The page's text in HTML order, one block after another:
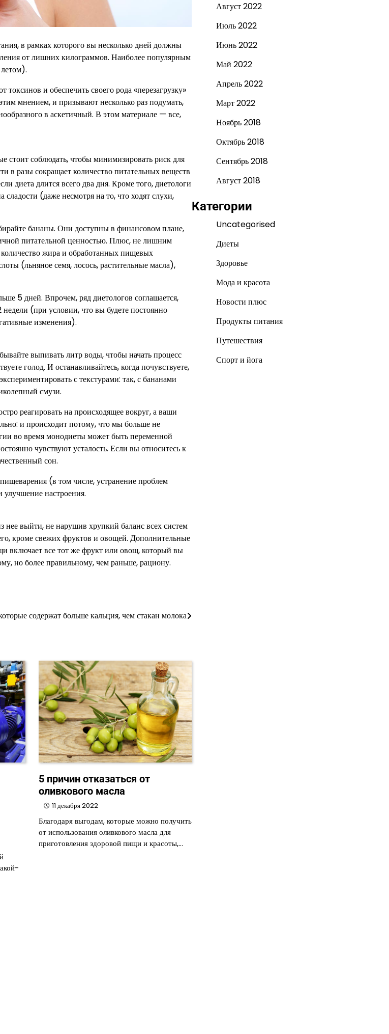
в рамках которого вы несколько дней должны
от лишних килограммов. Наиболее популярным
и обеспечить своего рода «перезагрузку»
мнением, и призывают несколько раз подумать,
в аскетичный. В этом материале — все,
стоит соблюдать, чтобы минимизировать риск для
в разы сокращает количество питательных веществ
диета длится всего два дня. Кроме того, диетологи
(даже несмотря на то, что ходят слухи,
бананы. Они доступны в финансовом плане,
питательной ценностью. Плюс, не лишним
жира и обработанных пищевых
(льняное семя, лосось, растительные масла),
5 дней. Впрочем, ряд диетологов соглашается,
(при условии, что вы будете постоянно
изменения).
выпивать литр воды, чтобы начать процесс
голод. И останавливайтесь, когда почувствуете,
с текстурами: так, с бананами
смузи.
реагировать на происходящее вокруг, а ваши
и происходит потому, что мы больше не
во время монодиеты может быть переменной
чувствуют усталость. Если вы относитесь к
сон.
(в том числе, устранение проблем
настроения.
нее выйти, не нарушив хрупкий баланс всех систем
кроме свежих фруктов и овощей. Дополнительные
включает все тот же фрукт или овощ, который вы
но более правильному, чем раньше, рациону.
содержат больше кальция, чем стакан молока
5 причин отказаться от
оливкового масла
11 декабря 2022
Благодаря выгодам, которые можно получить
от использования оливкового масла для
приготовления здоровой пищи и красоты,…
Август 2022
Июль 2022
Июнь 2022
Май 2022
Апрель 2022
Март 2022
Ноябрь 2018
Октябрь 2018
Сентябрь 2018
Август 2018
Категории
Uncategorised
Диеты
Здоровье
Мода и красота
Новости плюс
Продукты питания
Путешествия
Спорт и йога